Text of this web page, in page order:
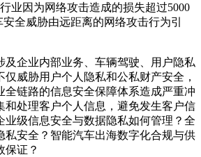
业因为网络攻击造成的损失超过5000
全威胁由远距离的网络攻击行为引
企业内部业务、车辆驾驶、用户隐私
威胁用户个人隐私和公私财产安全，
全链路的信息安全保障体系造成严重冲
和处理客户个人信息，避免发生客户信
业级信息安全与数据隐私如何管理？全
私安全？智能汽车出海数字化合规与供
保证？